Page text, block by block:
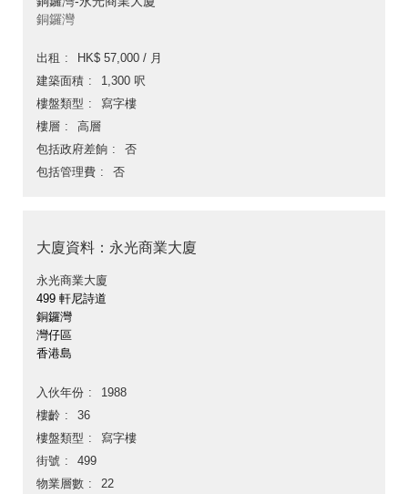
銅鑼灣
出租
HK$ 57,000 / 月
建築面積
1,300 呎
樓盤類型
寫字樓
樓層
高層
包括政府差餉
否
包括管理費
否
大廈資料：永光商業大廈
永光商業大廈
499 軒尼詩道
銅鑼灣
灣仔區
香港島
入伙年份
1988
樓齡
36
樓盤類型
寫字樓
街號
499
物業層數
22